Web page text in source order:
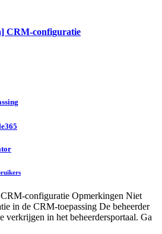
CRM-configuratie
configuratie Opmerkingen Niet
in de CRM-toepassing De beheerder
verkrijgen in het beheerdersportaal. Ga